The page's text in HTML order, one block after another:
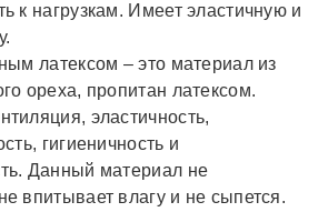
к нагрузкам. Имеет эластичную и
латексом – это материал из
ореха, пропитан латексом.
эластичность,
гигиеничность и
Данный материал не
впитывает влагу и не сыпется.